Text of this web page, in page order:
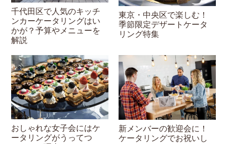
千代田区で人気のキッチ
ンカーケータリングはい
かが？予算やメニューを
解説
東京・中央区で楽しむ！
季節限定デザートケータ
リング特集
おしゃれな女子会にはケ
ータリングがうってつ
新メンバーの歓迎会に！
ケータリングでお祝いし